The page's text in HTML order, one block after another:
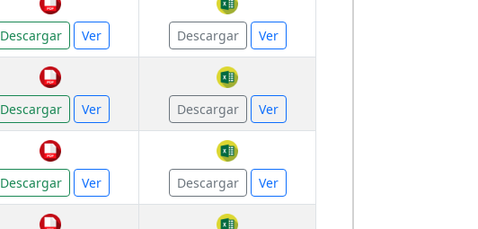
Descargar Ver Descargar Ver
Descargar Ver Descargar Ver
Descargar Ver Descargar Ver